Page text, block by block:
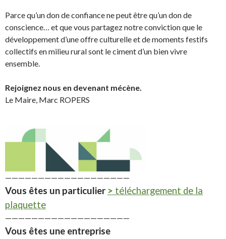
Parce qu’un don de confiance ne peut être qu’un don de
conscience… et que vous partagez notre conviction que le
développement d’une offre culturelle et de moments festifs
collectifs en milieu rural sont le ciment d’un bien vivre
ensemble.
Rejoignez nous en devenant mécène.
Le Maire, Marc ROPERS
———————————————————
Vous êtes un particulier > téléchargement de la
plaquette
———————————————————
Vous êtes une entreprise